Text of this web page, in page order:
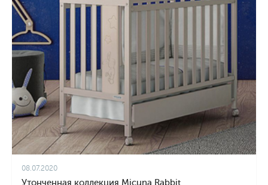
08.07.2020
Утонченная коллекция Micuna Rabbit